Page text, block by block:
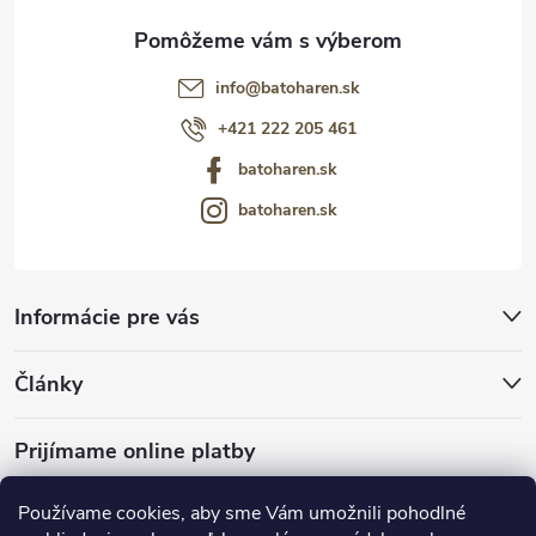
Používame cookies, aby sme Vám umožnili pohodlné
Informácie pre vás
Články
Prijímame online platby
info@batoharen.sk
+421 222 205 461
batoharen.sk
batoharen.sk